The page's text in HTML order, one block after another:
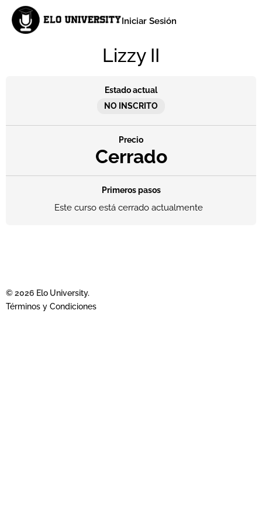
Iniciar Sesión
Lizzy II
Estado actual
NO INSCRITO
Precio
Cerrado
Primeros pasos
Este curso está cerrado actualmente
© 2026 Elo University.
Términos y Condiciones